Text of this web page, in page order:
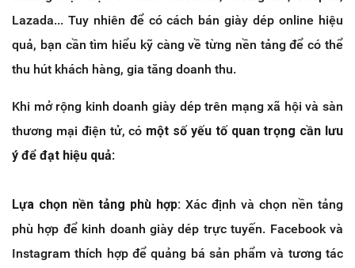
Lazada... Tuy nhiên để có cách bán giày dép online hiệu
quả, bạn cần tìm hiểu kỹ càng về từng nền tảng để có thể
thu hút khách hàng, gia tăng doanh thu.
Khi mở rộng kinh doanh giày dép trên mạng xã hội và sàn
thương mại điện tử, có một số yếu tố quan trọng cần lưu
ý để đạt hiệu quả:
Lựa chọn nền tảng phù hợp: Xác định và chọn nền tảng
phù hợp để kinh doanh giày dép trực tuyến. Facebook và
Instagram thích hợp để quảng bá sản phẩm và tương tác